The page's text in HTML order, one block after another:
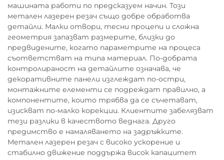
машината работи по предсказуем начин. Този
метален лазерен резач също добре обработва
детайли. Малки отвори, тесни процепи и сложна
геометрия запазват размерите, близки до
предвидените, когато параметрите на процеса
съответстват на типа материал. По-добрата
контролираност на детайлите означава, че
декоративните панели изглеждат по-остри,
монтажните елементи се подреждат правилно, а
компонентите, които трябва да се съчетават,
изискват по-малко корекции. Клиентите забелязват
тези разлики в качеството веднага. Друго
предимство е намаляването на задръжките.
Метален лазерен резач с високо ускорение и
стабилно движение поддържа висок капацитет